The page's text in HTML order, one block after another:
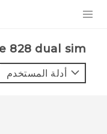
VIVE
828 dual sim‎
أدلة المستخدم